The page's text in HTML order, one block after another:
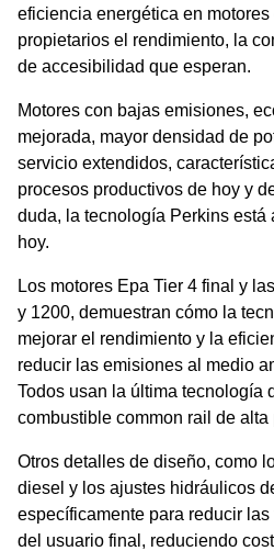
eficiencia energética en
propietarios el rendimiento, la
de accesibilidad que esperan.
Motores con bajas emisiones,
mejorada, mayor densidad de
servicio extendidos,
procesos productivos de hoy y
duda, la tecnología Perkins está
hoy.
Los motores Epa Tier 4 final y
y 1200, demuestran cómo la
mejorar el rendimiento y la
reducir las emisiones al medio
Todos usan la última tecnología
combustible common rail de alta
Otros detalles de diseño, como
diesel y los ajustes hidráulicos
específicamente para reducir
del usuario final, reduciendo